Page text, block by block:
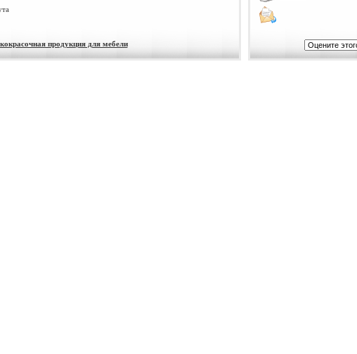
продукция для мебели